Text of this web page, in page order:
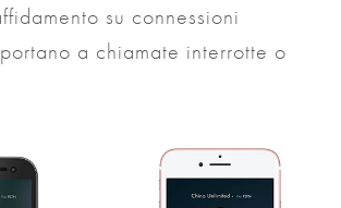
su connessioni
a chiamate interrotte o